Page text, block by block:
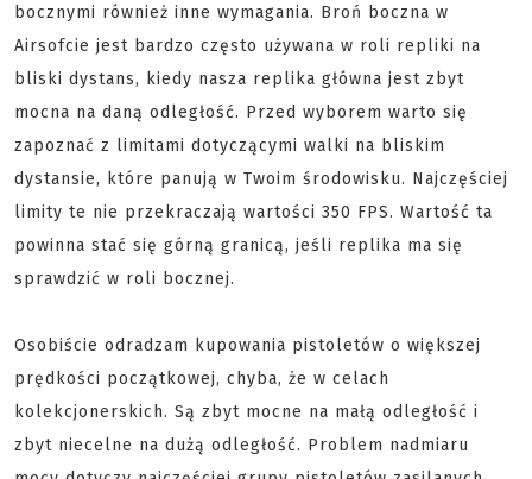
bocznymi również inne wymagania. Broń boczna w
Airsofcie jest bardzo często używana w roli repliki na
bliski dystans, kiedy nasza replika główna jest zbyt
mocna na daną odległość. Przed wyborem warto się
zapoznać z limitami dotyczącymi walki na bliskim
dystansie, które panują w Twoim środowisku. Najczęściej
limity te nie przekraczają wartości 350 FPS. Wartość ta
powinna stać się górną granicą, jeśli replika ma się
sprawdzić w roli bocznej.
Osobiście odradzam kupowania pistoletów o większej
prędkości początkowej, chyba, że w celach
kolekcjonerskich. Są zbyt mocne na małą odległość i
zbyt niecelne na dużą odległość. Problem nadmiaru